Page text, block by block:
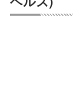
Myシェルフ